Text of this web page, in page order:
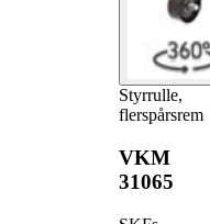
Styrrulle,
flerspårsrem
VKM
31065